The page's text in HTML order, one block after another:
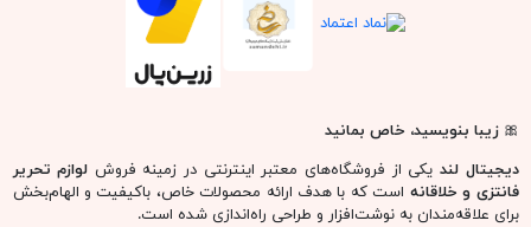
🎀زیبا بنویسید، خاص بمانید
دیجیتال لند یکی از فروشگاه‌های معتبر اینترنتی در زمینه فروش لوازم تحریر
فانتزی و خلاقانه است که با هدف ارائه محصولات خاص، باکیفیت و الهام‌بخش
برای علاقه‌مندان به نوشت‌افزار و طراحی راه‌اندازی شده است.